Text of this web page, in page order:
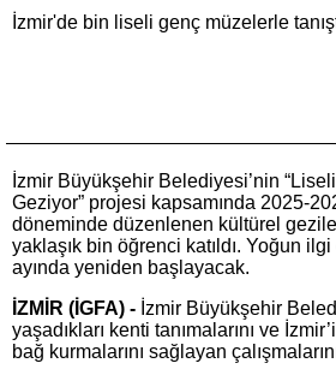
İzmir'de bin liseli genç müzelerle
İzmir Büyükşehir Belediyesi’nin
Geziyor” projesi kapsamında 2025-
döneminde düzenlenen kültürel
yaklaşık bin öğrenci katıldı. Yoğun
ayında yeniden başlayacak.
İZMİR (İGFA) - İzmir Büyükşehir
yaşadıkları kenti tanımalarını ve
bağ kurmalarını sağlayan